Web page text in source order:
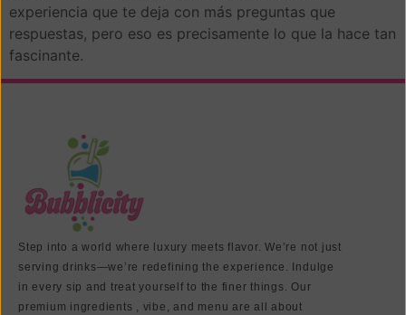
experiencia que te deja con más preguntas que
respuestas, pero eso es precisamente lo que la hace tan
fascinante.
Step into a world where luxury meets flavor. We’re not just
serving drinks—we’re redefining the experience. Indulge
in every sip and treat yourself to the finer things. Our
premium ingredients , vibe, and menu are all about